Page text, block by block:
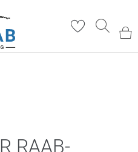
RAAB-